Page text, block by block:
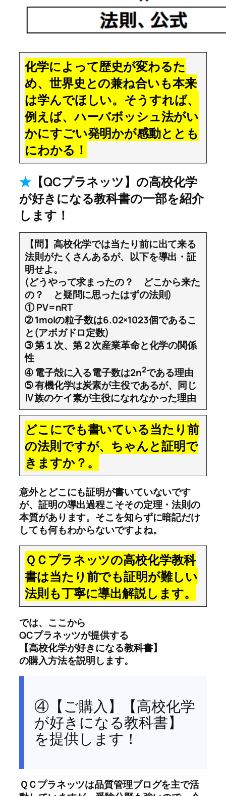
化学によって歴史が変わるた
め、世界史との兼ね合いも本来
は学んでほしい。そうすれば、
例えば、ハーバボッシュ法がい
かにすごい発明かが感動ととも
にわかる！
★【QCプラネッツ】の高校化学
が好きになる教科書の一部を紹介
します！
【問】高校化学では当たり前に出て来る
法則がたくさんあるが、以下を導出・証
明せよ。
(どうやって求まったの？ どこから来た
の？ と疑問に思ったはずの法則)
① PV=nRT
➁ 1molの粒子数は6.02×1023個であるこ
と(アボガドロ定数)
➂ 第１次、第２次産業革命と化学の関係
性
➃ 電子殻に入る電子数は2n2である理由
➄ 有機化学は炭素が主役であるが、同じ
Ⅳ族のケイ素が主役になれなかった理由
どこにでも書いている当たり前
の法則ですが、ちゃんと証明で
きますか？。
意外とどこにも証明が書いていないです
が、証明の導出過程こそその定理・法則の
本質があります。そこを知らずに暗記だけ
しても何もわからないですよね。
ＱＣプラネッツの高校化学教科
書は当たり前でも証明が難しい
法則も丁寧に導出解説します。
では、ここから
QCプラネッツが提供する
【高校化学が好きになる教科書】
の購入方法を説明します。
④【ご購入】【高校化学
が好きになる教科書】
を提供します！
ＱＣプラネッツは品質管理ブログを主で活